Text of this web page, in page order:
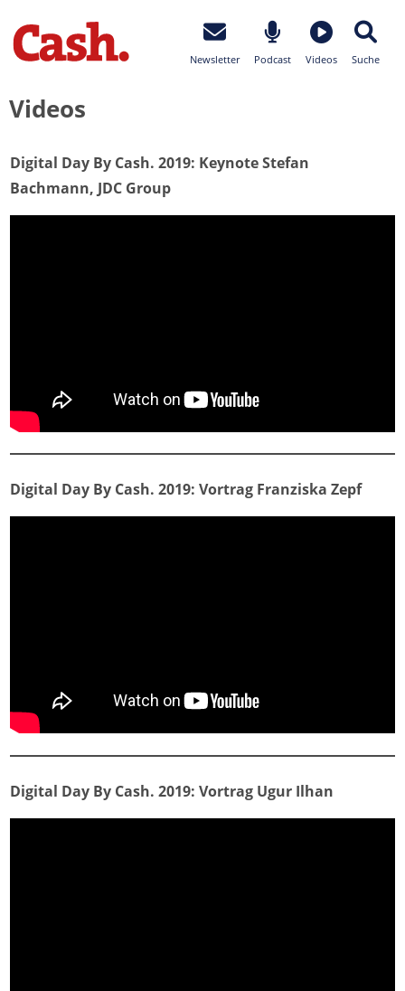
Newsletter Podcast Videos Suche
Videos
Digital Day By Cash. 2019: Keynote Stefan
Bachmann, JDC Group
Digital Day By Cash. 2019: Vortrag Franziska Zepf
Digital Day By Cash. 2019: Vortrag Ugur Ilhan